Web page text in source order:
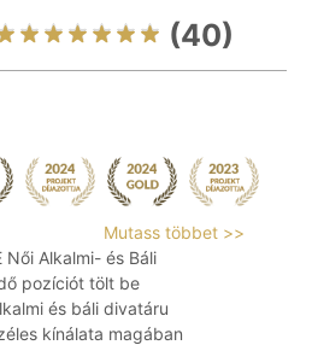
(40)
Mutass többet >>
Női Alkalmi- és Báli
pozíciót tölt be
és báli divatáru
kínálata magában